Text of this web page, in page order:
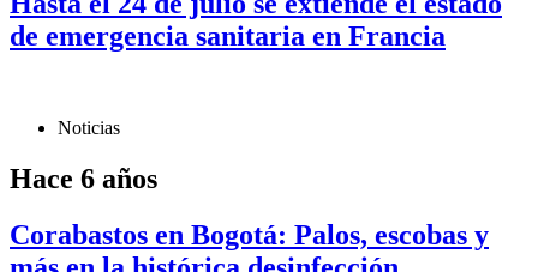
de emergencia sanitaria en Francia
Noticias
Hace 6 años
Corabastos en Bogotá: Palos, escobas y